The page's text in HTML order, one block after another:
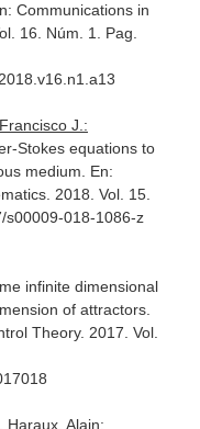
Communications in
16. Núm. 1. Pag.
J.:
Stokes equations to
medium. En:
. 2018. Vol. 15.
s00009-018-1086-z
infinite dimensional
of attractors.
Theory. 2017. Vol.
Haraux, Alain: